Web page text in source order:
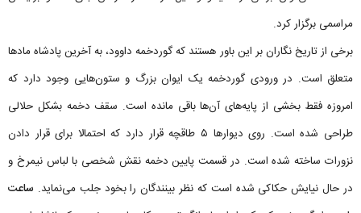
مراسمی برگزار کرد.
برخی از تاریخ نگاران بر این باور هستند که گوردخمه داوود، به آخرین پادشاه مادها
متعلق است. در ورودی گوردخمه یک ایوان بزرگ و ستون‌هایی وجود دارد که
امروزه فقط بخشی از پایه‌های آن‌ها باقی مانده است. سقف دخمه بشکل حلالی
طراحی شده است. روی دیوارها ۵ طاقچه قرار دارد که احتمالا برای قرار دادن
نزورات ساخته شده است. در قسمت پایین دخمه نقش شخصی با لباس نیمرخ و
در حال نیایش حکاکی شده است که نظر بینندگان را بخود جلب می‌نماید. ساعت